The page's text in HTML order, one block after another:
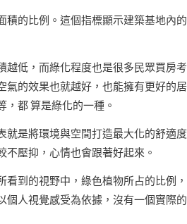
的比例。這個指標顯示建築基地內
低，而綠化程度也是很多民眾買房
的效果也就越好，也能擁有更好的
都 算是綠化的一種。
是將環境與空間打造最大化的舒適
壓抑，心情也會跟著好起來。
到的視野中，綠色植物所占的比例
人視覺感受為依據，沒有一個實際的